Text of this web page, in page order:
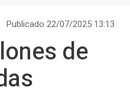
Publicado 22/07/2025 13:13
de